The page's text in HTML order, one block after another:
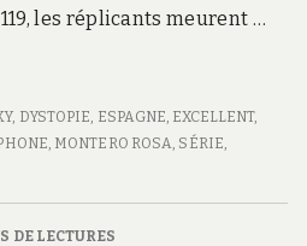
les réplicants meurent …
, DYSTOPIE ESPAGNE EXCELLENT,
MONTERO ROSA SÉRIE
DE LECTURES